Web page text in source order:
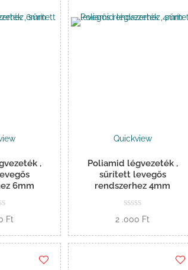
,
6mm
Ft
Quickview
Poliamid légvezeték ,
sűrített levegős
rendszerhez 4mm
2 .000 Ft
Kosárba